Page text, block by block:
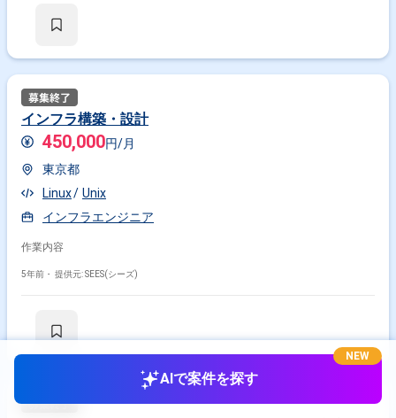
インフラ構築・設計
450,000円/月
東京都
Linux
Unix
インフラエンジニア
作業内容
5年前・ 提供元: SEES(シーズ)
AIで案件を探す
NEW